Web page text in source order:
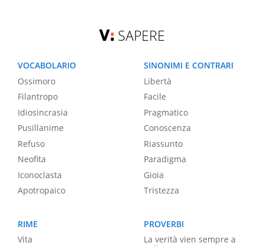
SAPERE
VOCABOLARIO
Ossimoro
Filantropo
Idiosincrasia
Pusillanime
Refuso
Neofita
Iconoclasta
Apotropaico
SINONIMI E CONTRARI
Libertà
Facile
Pragmatico
Conoscenza
Riassunto
Paradigma
Gioia
Tristezza
RIME
Vita
PROVERBI
La verità vien sempre a